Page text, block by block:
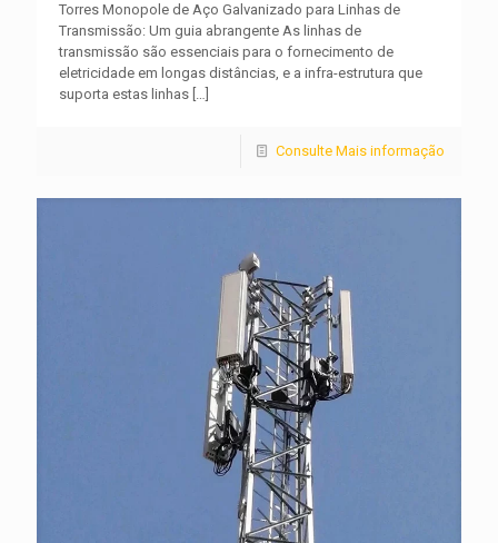
Torres Monopole de Aço Galvanizado para Linhas de
Transmissão: Um guia abrangente As linhas de
transmissão são essenciais para o fornecimento de
eletricidade em longas distâncias, e a infra-estrutura que
suporta estas linhas […]
Consulte Mais informação